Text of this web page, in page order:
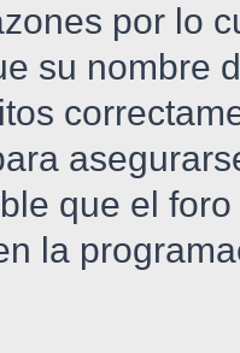
por lo
su nombre
que el
la